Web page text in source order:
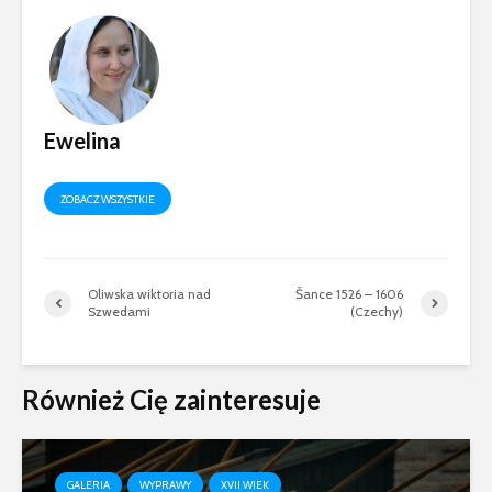
Ewelina
ZOBACZ WSZYSTKIE
Oliwska wiktoria nad
Szwedami
Šance 1526 – 1606
(Czechy)
Również Cię zainteresuje
GALERIA WYPRAWY XVII WIEK
„W braterstwie,
odwadze,
r.